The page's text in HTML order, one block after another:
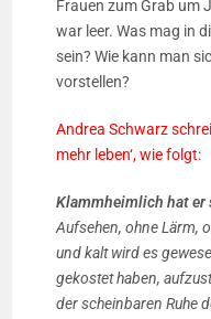
Frauen zum Grab um
war leer. Was mag in
sein? Wie kann man
vorstellen?
Andrea Schwarz
mehr leben‘, wie folgt:
Klammheimlich hat er
Aufsehen, ohne Lärm,
und kalt wird es
gekostet haben,
der scheinbaren Ruhe